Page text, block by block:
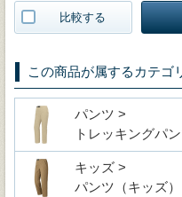
比較する
この商品が属するカテゴ
パンツ >
トレッキングパ
キッズ >
パンツ（キッズ）